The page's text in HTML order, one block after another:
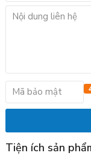
Tiện ích sản